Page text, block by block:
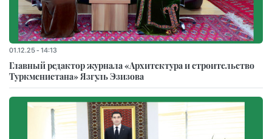
01.12.25 - 14:13
Главный редактор журнала «Архитектура и строительство
Туркменистана» Язгуль Эзизова